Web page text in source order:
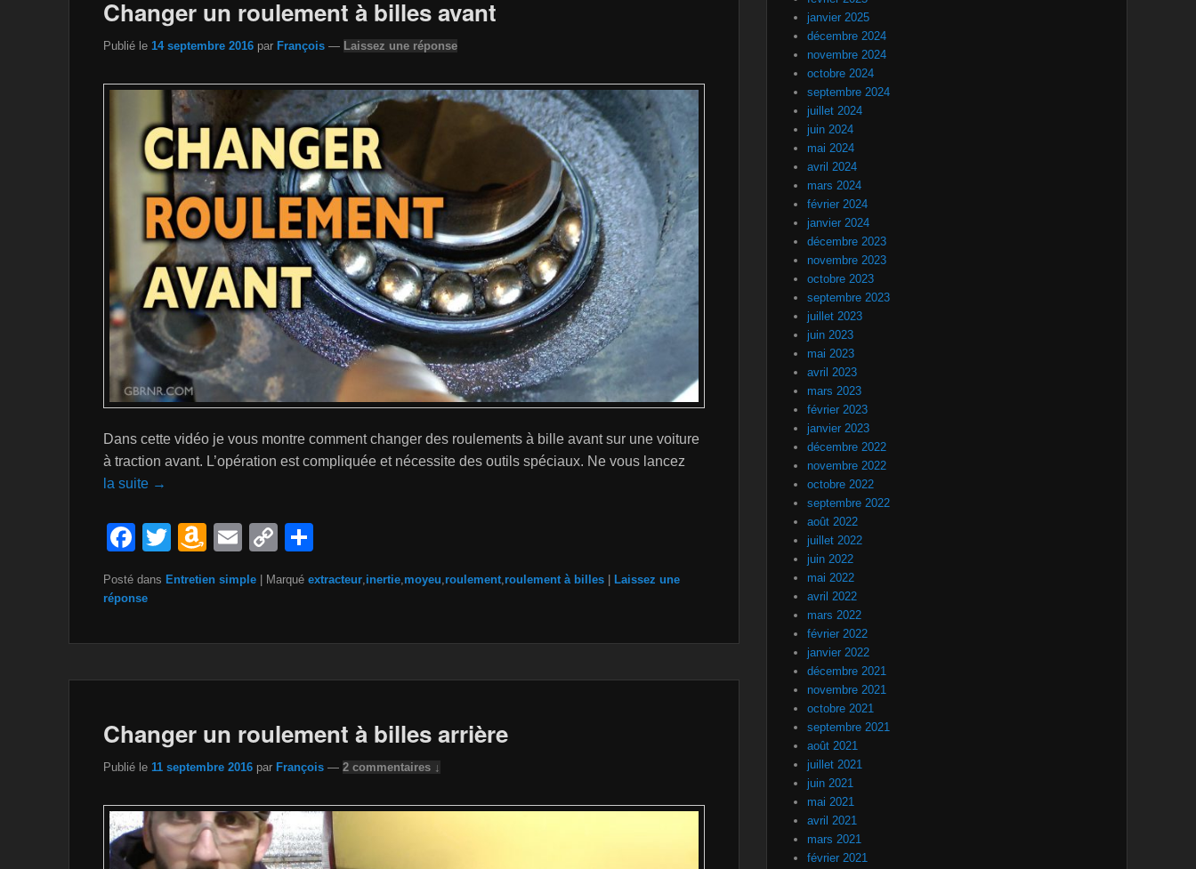
k
is
Li
st
Changer un roulement à billes avant
Publié le 14 septembre 2016 par François — Laissez une réponse
Dans cette vidéo je vous montre comment changer des roulements à bille avant sur une voiture
à traction avant. L’opération est compliquée et nécessite des outils spéciaux. Ne vous lancez
la suite →
F
c
b
o
k
T
tt
A
a
o
n
is
h
st
E
ail
C
p
Li
n
ta
er
Posté dans Entretien simple Marqué extracteur inertie moyeu roulement roulement à billes
Laissez une
réponse
Changer un roulement à billes arrière
Publié le 11 septembre 2016 par François — 2 commentaires ↓
janvier 2025
décembre 2024
novembre 2024
octobre 2024
septembre 2024
juillet 2024
juin 2024
mai 2024
avril 2024
mars 2024
février 2024
janvier 2024
décembre 2023
novembre 2023
octobre 2023
septembre 2023
juillet 2023
juin 2023
mai 2023
avril 2023
mars 2023
février 2023
janvier 2023
décembre 2022
novembre 2022
octobre 2022
septembre 2022
août 2022
juillet 2022
juin 2022
mai 2022
avril 2022
mars 2022
février 2022
janvier 2022
décembre 2021
novembre 2021
octobre 2021
septembre 2021
août 2021
juillet 2021
juin 2021
mai 2021
avril 2021
mars 2021
février 2021